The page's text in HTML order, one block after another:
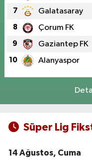
7 Galatasaray
8 Çorum FK
9 Gaziantep FK
10 Alanyaspor
Süper Lig
14 Ağustos, Cuma